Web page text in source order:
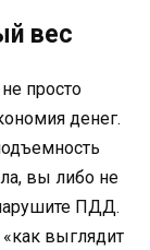
вес
просто
денег.
вы либо не
ПДД.
выглядит